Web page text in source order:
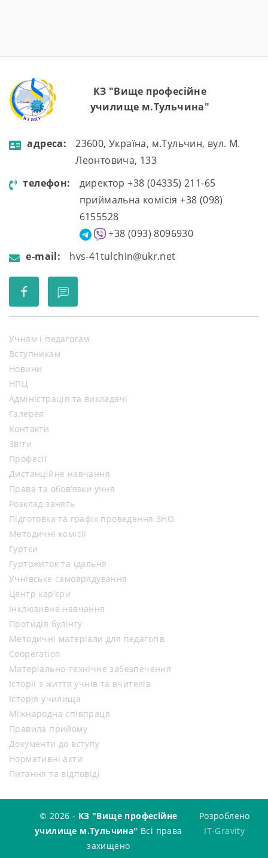
КЗ "Вище професійне
училище м.Тульчина"
aдресa:
23600, Україна, м.Тульчин, вул. М.
Леонтовича, 133
телефон:
директор +38 (04335) 211-65
приймальна комісія +38 (098)
6155528
+38 (093) 8096930
e-mail:
hvs-41tulchin@ukr.net
Учням і педагогам
Вступникам
Новини
НПЦ
Адміністрація та викладачі
Галерея
Контакти
Звіти
Професії
Дистанційне навчання
Права та обов’язки учня
Розклад занять
Підготовка та графік проведення ЗНО
Методичні комісії
Гуртки
Гуртожиток та їдальня
Учнівське самоврядування
Центр кар’єри
Інклюзивне навчання
Протидія булінгу
Методичні матеріали для педагогів
Cooperation
Матеріально-технічне забезпечення
Історії з життя учнів та вчителів
Історія училища
Міжнародна співпраця
Правила прийому
Документи до вступу
Нормативні акти
Питання та відповіді
© 2026 - КЗ "Вище професійне
училище м.Тульчина" Всі права
захищено
Розроблено
IT-Gravity